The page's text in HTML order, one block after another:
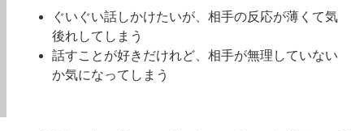
ぐいぐい話しかけたいが、相手の反応が薄くて気
後れしてしまう
話すことが好きだけれど、相手が無理していない
か気になってしまう